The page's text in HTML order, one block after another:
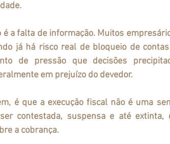
a falta de informação. Muitos
já há risco real de bloqueio de
de pressão que decisões
em prejuízo do devedor.
é que a execução fiscal não é uma
contestada, suspensa e até extinta,
a cobrança.